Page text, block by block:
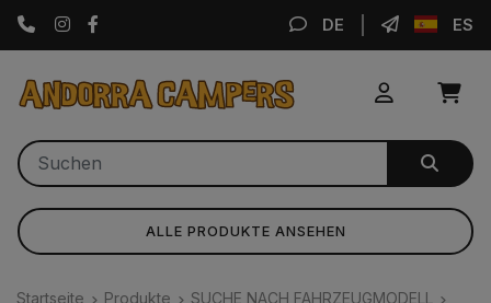
Instagram DE ES
ALLE PRODUKTE ANSEHEN
Startseite Produkte
SUCHE NACH FAHRZEUGMODELL